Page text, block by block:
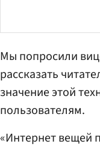
Мы попросили
рассказать
значение этой
пользователям.
«Интернет вещей